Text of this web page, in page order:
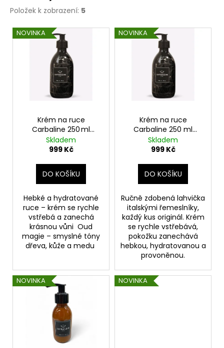
k
t
ů
Položek k zobrazení: 5
V
ý
NOVINKA
Krém na ruce
Carbaline 250 ml
Graffiti s vůní Oud
Skladem
999 Kč
DO KOŠÍKU
Hebké a hydratované
ruce – krém se rychle
vstřebá a zanechá
krásnou vůni Oud
magie – smyslné tóny
dřeva, kůže a medu
NOVINKA
Krém na ruce
Carbaline 250 ml
Graffiti s vůní Fiori del
Deserto
Skladem
999 Kč
DO KOŠÍKU
Ručně zdobená lahvička
italskými řemeslníky,
každý kus originál. Krém
se rychle vstřebává,
pokožku zanechává
hebkou, hydratovanou a
provoněnou.
NOVINKA NOVINKA
a
j
í
m